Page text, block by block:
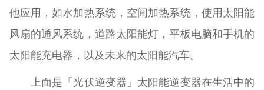
他应用，如水加热系统，空间加热系统，使用太阳能
风扇的通风系统，道路太阳能灯，平板电脑和手机的
太阳能充电器，以及未来的太阳能汽车。
上面是「光伏逆变器」太阳能逆变器在生活中的